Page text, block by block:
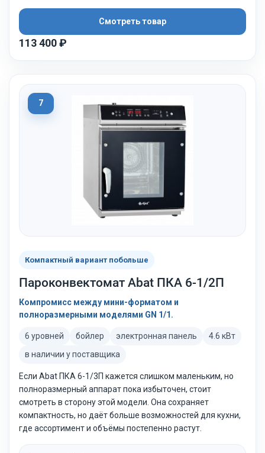
Смотреть товар
113 400 ₽
7
Компактный вариант побольше
Пароконвектомат Abat ПКА 6-1/2П
Компромисс между мини-форматом и
полноразмерными моделями GN 1/1.
6 уровней бойлер электронная панель
4.6 кВт
в наличии у поставщика
Если Abat ПКА 6-1/3П кажется слишком маленьким, но
полноразмерный аппарат пока избыточен, стоит
смотреть в сторону этой модели. Она сохраняет
компактность, но даёт больше возможностей для кухни,
где ассортимент и объёмы постепенно растут.